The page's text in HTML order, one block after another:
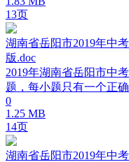
13页
湖南省岳阳市2019年中
版.doc
2019年湖南省岳阳市中
题，每小题只有一个正
0
1.25 MB
14页
湖南省岳阳市2019年中